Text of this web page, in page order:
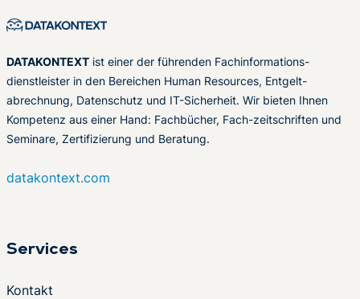
DATAKONTEXT ist einer der führenden Fachinformations-
dienstleister in den Bereichen Human Resources, Entgelt-
abrechnung, Datenschutz und IT-Sicherheit. Wir bieten Ihnen
Kompetenz aus einer Hand: Fachbücher, Fach-zeitschriften und
Seminare, Zertifizierung und Beratung.
datakontext.com
Services
Kontakt